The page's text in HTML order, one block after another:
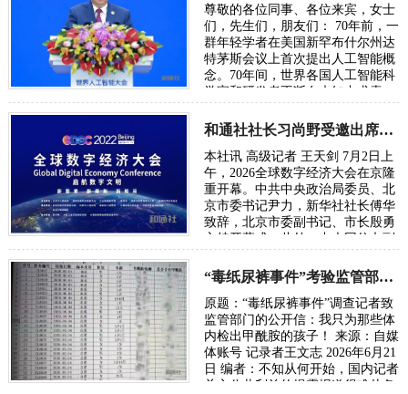
尊敬的各位同事、各位来宾，女士
们，先生们，朋友们： 70年前，一
群年轻学者在美国新罕布什尔州达
特茅斯会议上首次提出人工智能概
念。70年间，世界各国人工智能科
学家和研发者不断在未知中求索、
年后，…
和通社社长习尚野受邀出席2026年全球数字经济大会
本社讯 高级记者 王天剑 7月2日上
午，2026全球数字经济大会在京隆
重开幕。中共中央政治局委员、北
京市委书记尹力，新华社社长傅华
致辞，北京市委副书记、市长殷勇
主持开幕式。此外，中央网信办副
国家发…
“毒纸尿裤事件”考验监管部门的党性初心与执法能力
原题：“毒纸尿裤事件”调查记者致
监管部门的公开信：我只为那些体
内检出甲酰胺的孩子！ 来源：自媒
体账号 记录者王文志 2026年6月21
日 编者：不知从何开始，国内记者
关心公共利益的揭露报道很难从各